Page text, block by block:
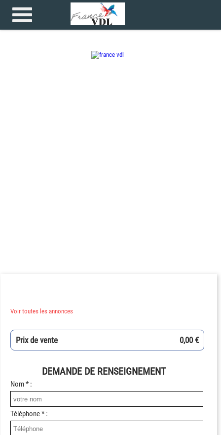
Accueil>>
Voir toutes les annonces
Prix de vente 0,00 €
DEMANDE DE RENSEIGNEMENT
Nom * :
Téléphone * :